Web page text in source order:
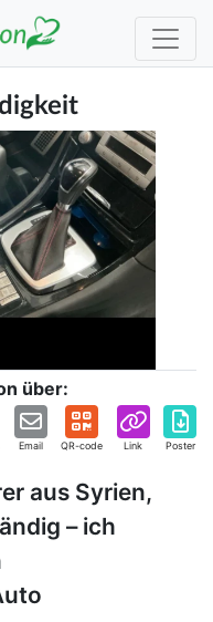
über:
Email QR-code Link Poster
aus Syrien,
– ich